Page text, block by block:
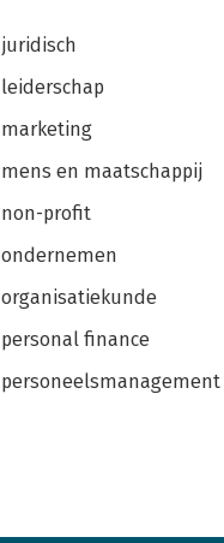
juridisch
leiderschap
marketing
mens en maatschappij
non-profit
ondernemen
organisatiekunde
personal finance
personeelsmanagement